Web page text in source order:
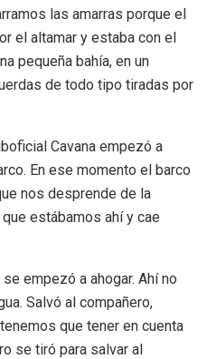
las amarras porque el
el altamar y estaba con el
pequeña bahía, en un
de todo tipo tiradas por
Cavana empezó a
En ese momento el barco
nos desprende de la
estábamos ahí y cae
empezó a ahogar. Ahí no
Salvó al compañero,
que tener en cuenta
se tiró para salvar al